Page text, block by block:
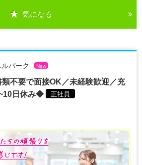
気になる
パーク New
不要で面接OK／未経験歓迎／充
日休み◆
正社員